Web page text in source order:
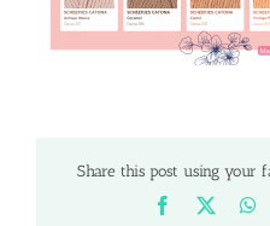
Share this post using your
Facebook